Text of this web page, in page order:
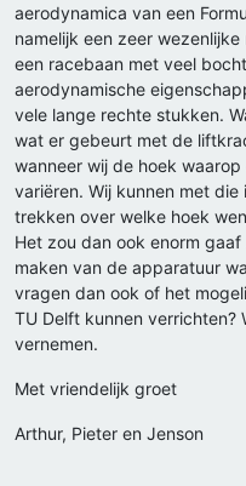
aerodynamica van een
namelijk een zeer
een racebaan met veel
aerodynamische
vele lange rechte stukken.
wat er gebeurt met de
wanneer wij de hoek
variëren. Wij kunnen met
trekken over welke hoek
Het zou dan ook enorm
maken van de apparatuur
vragen dan ook of het
TU Delft kunnen verrichten?
vernemen.
Met vriendelijk groet
Arthur, Pieter en Jenson